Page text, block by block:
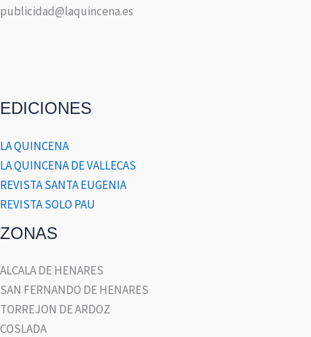
publicidad@laquincena.es
EDICIONES
LA QUINCENA
LA QUINCENA DE VALLECAS
REVISTA SANTA EUGENIA
REVISTA SOLO PAU
ZONAS
ALCALA DE HENARES
SAN FERNANDO DE HENARES
TORREJON DE ARDOZ
COSLADA